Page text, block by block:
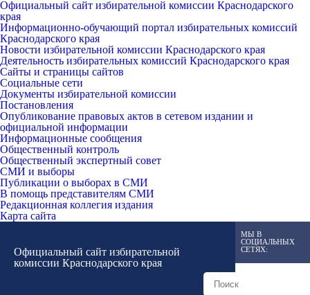
Официальный сайт избирательной комиссии Краснодарского
края
Информационно-обучающий портал избирательных комиссий
Краснодарского края
Новости избирательной комиссии Краснодарского края
Деятельность избирательных комиссий Краснодарского края
Сайты и страницы сайтов
Социальные сети
Документы избирательной комиссии
Постановления
Опубликование правовых актов в сетевом издании и
официальной информации
Информационные сообщения
Общественный контроль
Общественный экспертный совет
СМИ и выборы
Публикации о выборах в СМИ
В помощь представителям СМИ
Редакционная коллегия издания
Карта сайта
Официальный сайт избирательной
комиссии Краснодарского края
МЫ В
СОЦИАЛЬНЫХ
СЕТЯХ: